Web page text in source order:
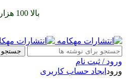
بالا 100 هزار تومان
جستجو
ورود / ثبت نام
ورود ایجاد حساب کاربری